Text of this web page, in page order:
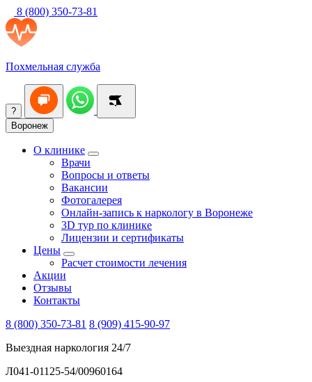
8 (800) 350-73-81
Похмельная служба
?
Воронеж
О клинике
Врачи
Вопросы и ответы
Вакансии
Фотогалерея
Онлайн-запись к наркологу в Воронеже
3D тур по клинике
Лицензии и сертификаты
Цены
Расчет стоимости лечения
Акции
Отзывы
Контакты
8 (800) 350-73-81 8 (909) 415-90-97
Выездная наркология 24/7
Л041-01125-54/00960164